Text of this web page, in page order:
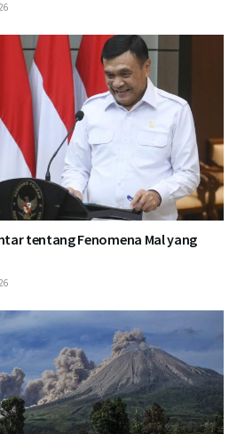
tentang Fenomena Mal yang